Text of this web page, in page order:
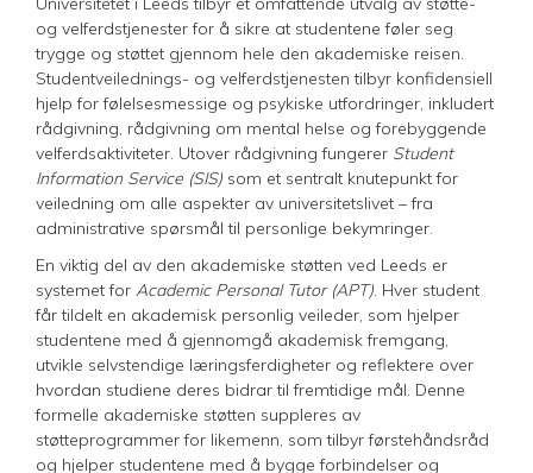
og velferdstjenester for å sikre at studentene føler seg
trygge og støttet gjennom hele den akademiske reisen.
Studentveilednings- og velferdstjenesten tilbyr konfidensiell
hjelp for følelsesmessige og psykiske utfordringer, inkludert
rådgivning, rådgivning om mental helse og forebyggende
velferdsaktiviteter. Utover rådgivning fungerer Student
Information Service (SIS) som et sentralt knutepunkt for
veiledning om alle aspekter av universitetslivet – fra
administrative spørsmål til personlige bekymringer.
En viktig del av den akademiske støtten ved Leeds er
systemet for Academic Personal Tutor (APT). Hver student
får tildelt en akademisk personlig veileder, som hjelper
studentene med å gjennomgå akademisk fremgang,
utvikle selvstendige læringsferdigheter og reflektere over
hvordan studiene deres bidrar til fremtidige mål. Denne
formelle akademiske støtten suppleres av
støtteprogrammer for likemenn, som tilbyr førstehåndsråd
og hjelper studentene med å bygge forbindelser og